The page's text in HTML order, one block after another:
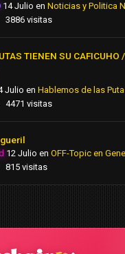
14 Julio enNoticias y Politica
3886 visitas
TIENEN SU CAFICUHO
Julio en Hablemos de las
4471 visitas
12 Julio en OFF-Topic en
815 visitas